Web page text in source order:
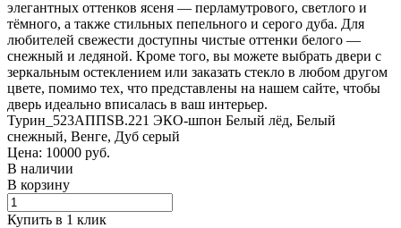
элегантных оттенков ясеня — перламутрового, светлого и
тёмного, а также стильных пепельного и серого дуба. Для
любителей свежести доступны чистые оттенки белого —
снежный и ледяной. Кроме того, вы можете выбрать двери с
зеркальным остеклением или заказать стекло в любом другом
цвете, помимо тех, что представлены на нашем сайте, чтобы
дверь идеально вписалась в ваш интерьер.
Турин_523АППSB.221 ЭКО-шпон Белый лёд, Белый
снежный, Венге, Дуб серый
Цена: 10000 руб.
В наличии
В корзину
Купить в 1 клик